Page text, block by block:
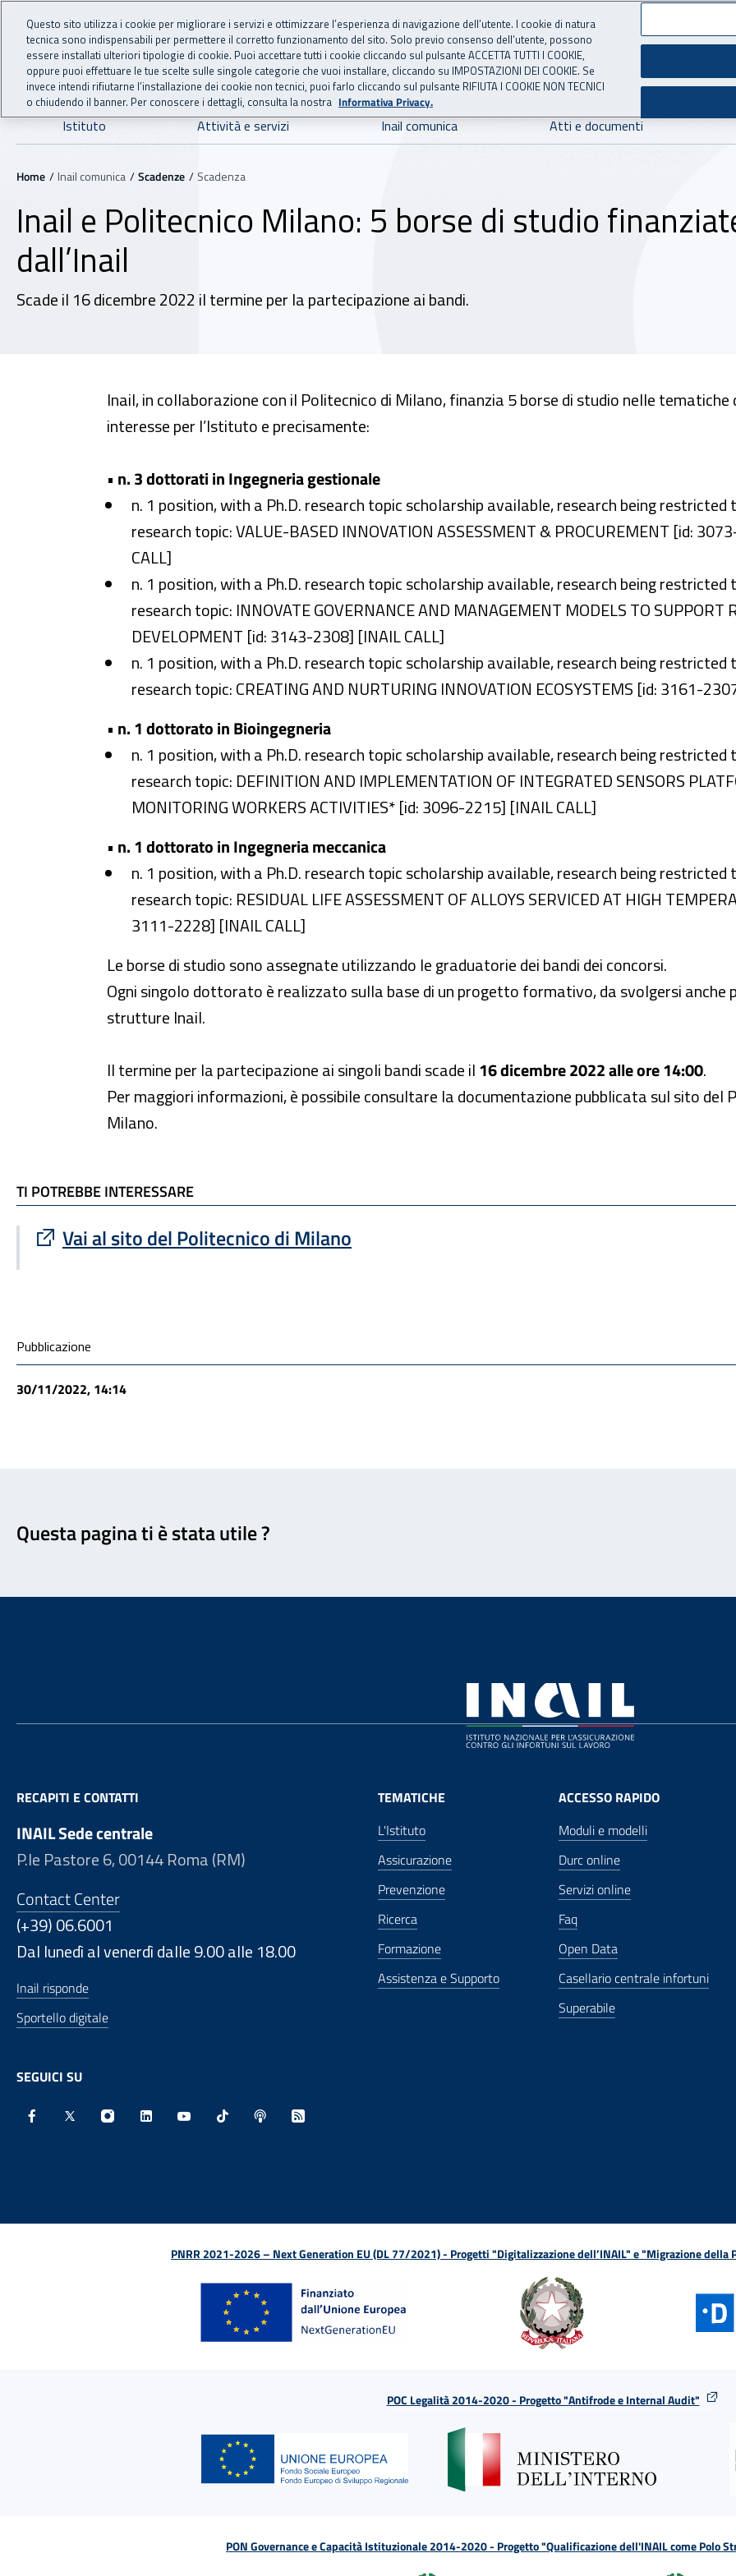
Vai al menu principale
Vai al contenuto principale
INAIL - Istituto Nazionale per l'Assicurazione
Navigazione principale
Istituto Attività e servizi Inail comunica Atti e documenti
Navigazione - Ti trovi in:
Home Inail comunica Scadenze Scadenza
Inail e Politecnico Milano: 5 borse di studio
dall’Inail
Scade il 16 dicembre 2022 il termine per la partecipazione ai bandi.
Inail, in collaborazione con il Politecnico di Milano, finanzia 5 borse di studio nelle tematiche
interesse per l’Istituto e precisamente:
• n. 3 dottorati in Ingegneria gestionale
n. 1 position, with a Ph.D. research topic scholarship available, research being
research topic: VALUE-BASED INNOVATION ASSESSMENT & PROCUREMENT [id:
CALL]
n. 1 position, with a Ph.D. research topic scholarship available, research being
research topic: INNOVATE GOVERNANCE AND MANAGEMENT MODELS TO SUPPORT
DEVELOPMENT [id: 3143-2308] [INAIL CALL]
n. 1 position, with a Ph.D. research topic scholarship available, research being
research topic: CREATING AND NURTURING INNOVATION ECOSYSTEMS [id: 3161-
• n. 1 dottorato in Bioingegneria
n. 1 position, with a Ph.D. research topic scholarship available, research being
research topic: DEFINITION AND IMPLEMENTATION OF INTEGRATED SENSORS
MONITORING WORKERS ACTIVITIES* [id: 3096-2215] [INAIL CALL]
• n. 1 dottorato in Ingegneria meccanica
n. 1 position, with a Ph.D. research topic scholarship available, research being
research topic: RESIDUAL LIFE ASSESSMENT OF ALLOYS SERVICED AT HIGH
3111-2228] [INAIL CALL]
Le borse di studio sono assegnate utilizzando le graduatorie dei bandi dei concorsi.
Ogni singolo dottorato è realizzato sulla base di un progetto formativo, da svolgersi anche
strutture Inail.
Il termine per la partecipazione ai singoli bandi scade il16 dicembre 2022 alle ore 14:00.
Per maggiori informazioni, è possibile consultare la documentazione pubblicata sul sito del
Milano.
TI POTREBBE INTERESSARE
TI POTREBBE INTERESSARE
Vai al sito del Politecnico di Milano
Sito esterno : apre una nuova finestra
Condivisione social
Pubblicazione
30/11/2022, 14:14
Questa pagina ti è stata utile ?
RECAPITI E CONTATTI
INAIL Sede centrale
P.le Pastore 6, 00144 Roma (RM)
Contact Center
(+39) 06.6001
Dal lunedì al venerdì dalle 9.00 alle 18.00
Inail risponde
Sportello digitale
SEGUICI SU
TEMATICHE
L'Istituto
Assicurazione
Prevenzione
Ricerca
Formazione
Assistenza e Supporto
ACCESSO RAPIDO
Moduli e modelli
Durc online
Servizi online
Faq
Open Data
Casellario centrale infortuni
Superabile
PNRR 2021-2026 – Next Generation EU (DL 77/2021) - Progetti "Digitalizzazione dell’INAIL" e "Migrazione della
POC Legalità 2014-2020 - Progetto "Antifrode e Internal Audit"
PON Governance e Capacità Istituzionale 2014-2020 - Progetto "Qualificazione dell'INAIL come Polo
Questo sito utilizza i cookie per migliorare i servizi e ottimizzare l’esperienza di navigazione dell’utente. I cookie di natura
tecnica sono indispensabili per permettere il corretto funzionamento del sito. Solo previo consenso dell’utente, possono
essere installati ulteriori tipologie di cookie. Puoi accettare tutti i cookie cliccando sul pulsante ACCETTA TUTTI I COOKIE,
oppure puoi effettuare le tue scelte sulle singole categorie che vuoi installare, cliccando su IMPOSTAZIONI DEI COOKIE. Se
invece intendi rifiutarne l’installazione dei cookie non tecnici, puoi farlo cliccando sul pulsante RIFIUTA I COOKIE NON TECNICI
o chiudendo il banner. Per conoscere i dettagli, consulta la nostra Informativa Privacy.